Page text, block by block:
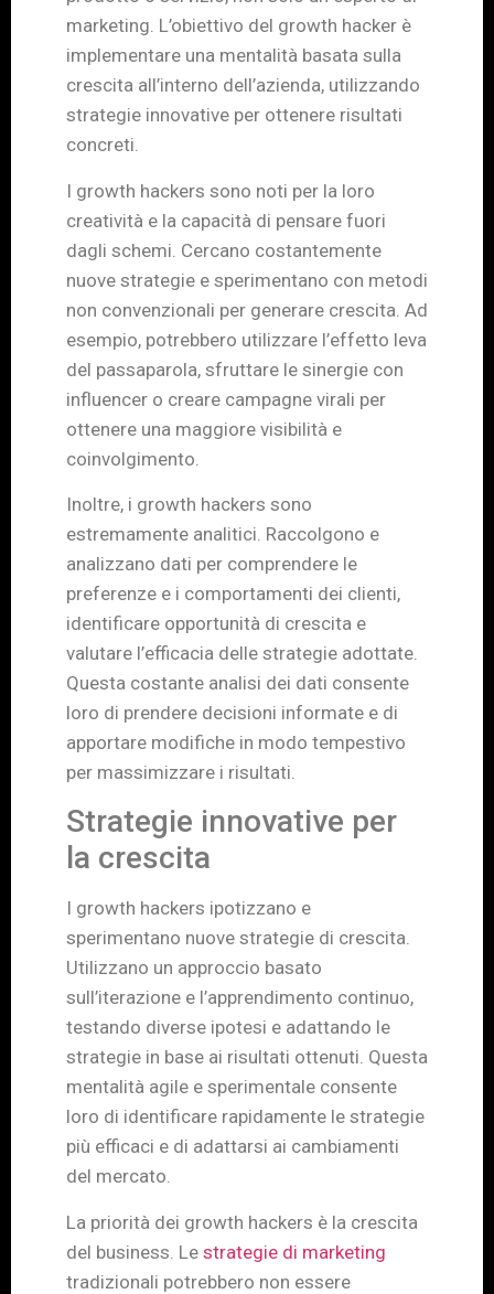
marketing. L’obiettivo del growth hacker è
implementare una mentalità basata sulla
crescita all’interno dell’azienda, utilizzando
strategie innovative per ottenere risultati
concreti.
I growth hackers sono noti per la loro
creatività e la capacità di pensare fuori
dagli schemi. Cercano costantemente
nuove strategie e sperimentano con metodi
non convenzionali per generare crescita. Ad
esempio, potrebbero utilizzare l’effetto leva
del passaparola, sfruttare le sinergie con
influencer o creare campagne virali per
ottenere una maggiore visibilità e
coinvolgimento.
Inoltre, i growth hackers sono
estremamente analitici. Raccolgono e
analizzano dati per comprendere le
preferenze e i comportamenti dei clienti,
identificare opportunità di crescita e
valutare l’efficacia delle strategie adottate.
Questa costante analisi dei dati consente
loro di prendere decisioni informate e di
apportare modifiche in modo tempestivo
per massimizzare i risultati.
Strategie innovative per
la crescita
I growth hackers ipotizzano e
sperimentano nuove strategie di crescita.
Utilizzano un approccio basato
sull’iterazione e l’apprendimento continuo,
testando diverse ipotesi e adattando le
strategie in base ai risultati ottenuti. Questa
mentalità agile e sperimentale consente
loro di identificare rapidamente le strategie
più efficaci e di adattarsi ai cambiamenti
del mercato.
La priorità dei growth hackers è la crescita
del business. Le strategie di marketing
tradizionali potrebbero non essere